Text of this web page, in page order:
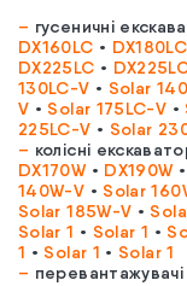
– гусеничні
DX160LC • DX180LC
DX225LC •
130LC-V • Solar
V • Solar 175LC-V •
225LC-V • Solar
– колісні
DX170W• DX190W•
140W-V • Solar
Solar 185W-V •
Solar 1 • Solar 1 •
1 • Solar 1 • Solar 1
– перевантажувачі